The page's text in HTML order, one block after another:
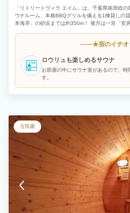
「リトリートヴィラ エイム」は、千葉県南房総
ウナルーム、本格BBQグリルを備える1棟貸しの
本海岸」の砂浜までは約350m！ 後方は一宮「安
★宿のイチ
ロウリュも楽しめるサウナ
お部屋の中にサウナ室があるので、
す。
古民家